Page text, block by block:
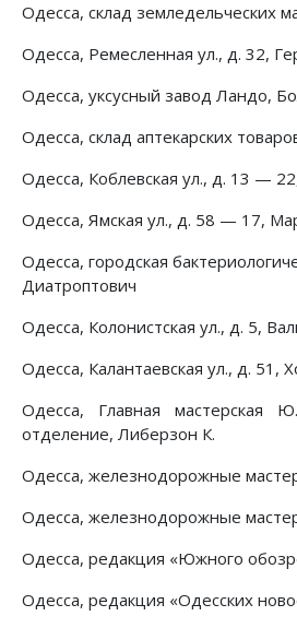
Одесса, склад земледельческих
Одесса, Ремесленная ул., д. 32,
Одесса, уксусный завод Ландо,
Одесса, склад аптекарских
Одесса, Коблевская ул., д. 13 —
Одесса, Ямская ул., д. 58 — 17,
Одесса, городская
Диатроптович
Одесса, Колонистская ул., д. 5,
Одесса, Калантаевская ул., д. 51,
Одесса, Главная мастерская
отделение, Либерзон К.
Одесса, железнодорожные
Одесса, железнодорожные
Одесса, редакция «Южного
Одесса, редакция «Одесских